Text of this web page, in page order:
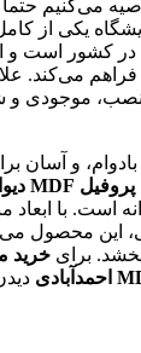
می‌کنیم حتماً
یکی از
در کشور است و
می‌کند.
نصب، موجودی و
بادوام، و آسان
است. با ابعاد
این محصول
برای خرید